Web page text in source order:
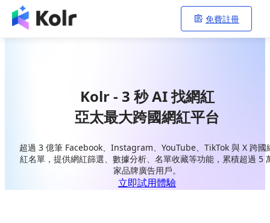
免費註冊
Kolr - 3 秒 AI 找網紅
亞太最大跨國網紅平台
超過 3 億筆 Facebook、Instagram、YouTube、TikTok 與 X 跨國
紅名單，提供網紅篩選、數據分析、名單收藏等功能，累積超過 5
家品牌廣告用戶。
立即試用體驗